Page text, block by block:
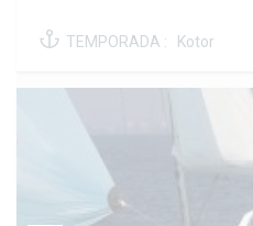
TEMPORADA : Kotor